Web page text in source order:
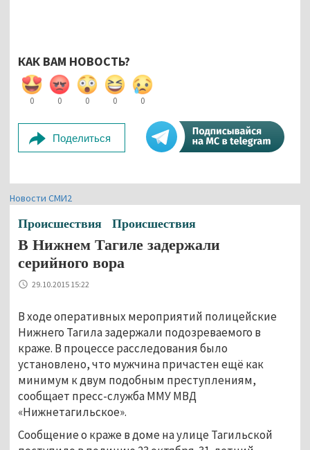
КАК ВАМ НОВОСТЬ?
0 0 0 0 0
Поделиться
Новости СМИ2
Происшествия Происшествия
В Нижнем Тагиле задержали
серийного вора
29.10.2015 15:22
В ходе оперативных мероприятий полицейские
Нижнего Тагила задержали подозреваемого в
краже. В процессе расследования было
установлено, что мужчина причастен ещё как
минимум к двум подобным преступлениям,
сообщает пресс-служба ММУ МВД
«Нижнетагильское».
Сообщение о краже в доме на улице Тагильской